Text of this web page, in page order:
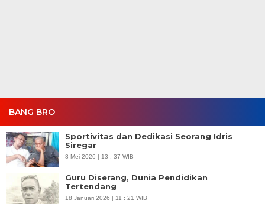
BANG BRO
Sportivitas dan Dedikasi Seorang Idris
Siregar
8 Mei 2026 | 13 : 37 WIB
Guru Diserang, Dunia Pendidikan
Tertendang
18 Januari 2026 | 11 : 21 WIB